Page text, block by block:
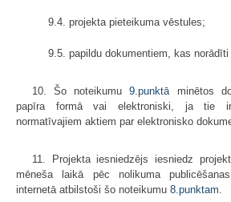
9.4. projekta pieteikuma vēstules;
9.5. papildu dokumentiem, kas norādīti
10. Šo noteikumu9.punktā minētos
papīra formā vai elektroniski, ja tie ir
normatīvajiem aktiem par elektronisko
11. Projekta iesniedzējs iesniedz
mēneša laikā pēc nolikuma
internetā atbilstoši šo noteikumu 8.punktam